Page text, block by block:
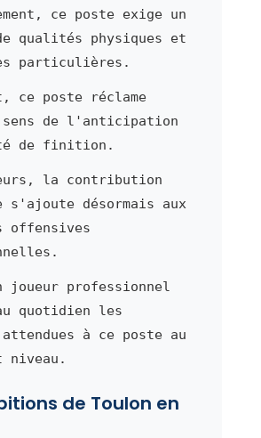
ce poste exige un
qualités physiques et
particulières.
ce poste réclame
de l'anticipation
de finition.
la contribution
s'ajoute désormais aux
offensives
joueur professionnel
quotidien les
à ce poste au
niveau.
de Toulon en